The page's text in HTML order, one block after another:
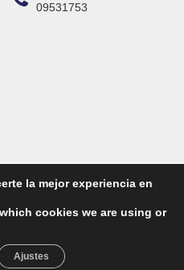
09531753
derechos reservados.
la mejor experiencia en
cookies we are using or
Ajustes